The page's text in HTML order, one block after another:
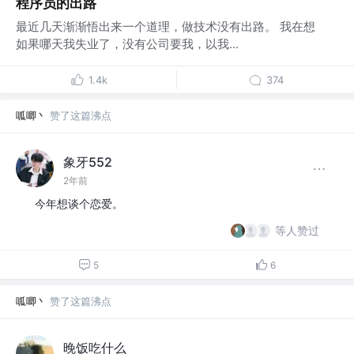
程序员的出路
最近几天渐渐悟出来一个道理，做技术没有出路。 我在想
如果哪天我失业了，没有公司要我，以我...
1.4k 374
呱唧丶 赞了这篇沸点
象牙552
2年前
今年想谈个恋爱。
等人赞过
5 6
呱唧丶 赞了这篇沸点
晚饭吃什么